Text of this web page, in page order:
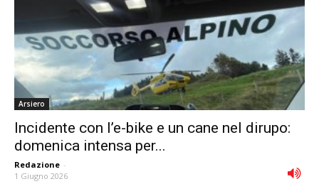
Arsiero
Incidente con l’e-bike e un cane nel dirupo:
domenica intensa per...
Redazione -
1 Giugno 2026